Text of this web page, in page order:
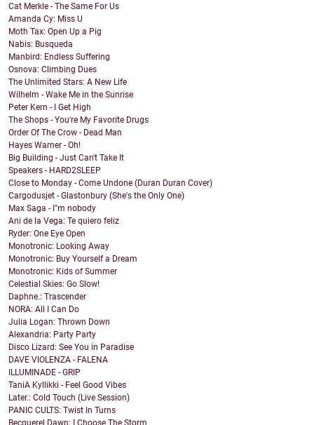
Cat Merkle - The Same For Us
Amanda Cy: Miss U
Moth Tax: Open Up a Pig
Nabis: Busqueda
Manbird: Endless Suffering
Osnova: Climbing Dues
The Unlimited Stars: A New Life
Wilhelm - Wake Me in the Sunrise
Peter Kern - I Get High
The Shops - You're My Favorite Drugs
Order Of The Crow - Dead Man
Hayes Warner - Oh!
Big Building - Just Can't Take It
Speakers - HARD2SLEEP
Close to Monday - Come Undone (Duran Duran Cover)
Cargodusjet - Glastonbury (She's the Only One)
Max Saga - I"m nobody
Ani de la Vega: Te quiero feliz
Ryder: One Eye Open
Monotronic: Looking Away
Monotronic: Buy Yourself a Dream
Monotronic: Kids of Summer
Celestial Skies: Go Slow!
Daphne.: Trascender
NORA: All I Can Do
Julia Logan: Thrown Down
Alexandria: Party Party
Disco Lizard: See You in Paradise
DAVE VIOLENZA - FALENA
ILLUMINADE - GRIP
TaniA Kyllikki - Feel Good Vibes
Later.: Cold Touch (Live Session)
PANIC CULTS: Twist In Turns
Becquerel Dawn: I Choose The Storm